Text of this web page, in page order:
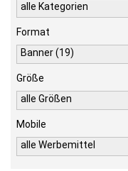
alle Kategorien
Format
Banner (19)
Größe
alle Größen
Mobile
alle Werbemittel